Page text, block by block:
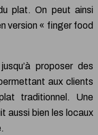
plat. On peut ainsi
version « finger food
proposer des
aux clients
traditionnel. Une
aussi bien les locaux